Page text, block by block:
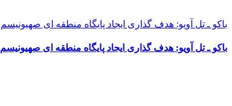
باکو ـ تل آویو: هدف گذاری ایجاد پایگاه منطقه ای صهیونیسم
باکو ـ تل آویو: هدف گذاری ایجاد پایگاه منطقه ای صهیونیسم